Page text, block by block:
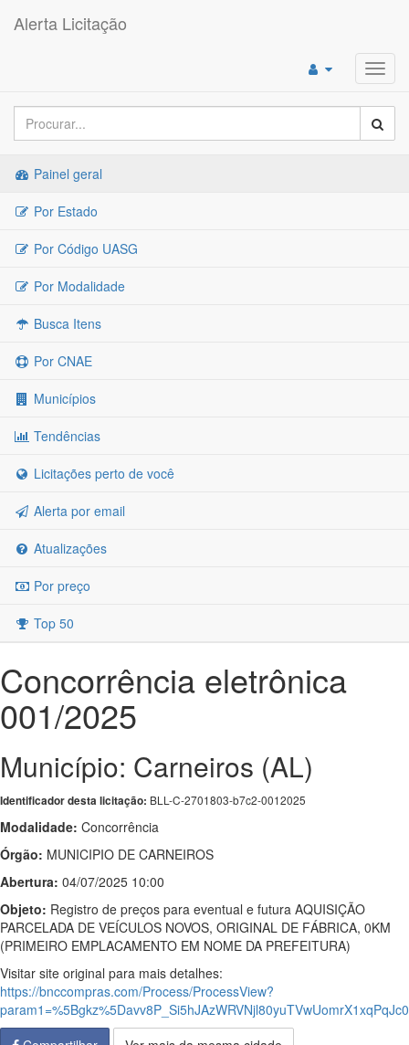
Alerta Licitação
Painel geral
Por Estado
Por Código UASG
Por Modalidade
Busca Itens
Por CNAE
Municípios
Tendências
Licitações perto de você
Alerta por email
Atualizações
Por preço
Top 50
Concorrência eletrônica
001/2025
Município: Carneiros (AL)
Identificador desta licitação: BLL-C-2701803-b7c2-0012025
Modalidade: Concorrência
Órgão: MUNICIPIO DE CARNEIROS
Abertura: 04/07/2025 10:00
Objeto: Registro de preços para eventual e futura AQUISIÇÃO
PARCELADA DE VEÍCULOS NOVOS, ORIGINAL DE FÁBRICA, 0KM
(PRIMEIRO EMPLACAMENTO EM NOME DA PREFEITURA)
Visitar site original para mais detalhes:
https://bnccompras.com/Process/ProcessView?